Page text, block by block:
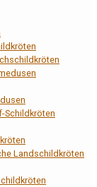
Schildkröten
Landschildkröten